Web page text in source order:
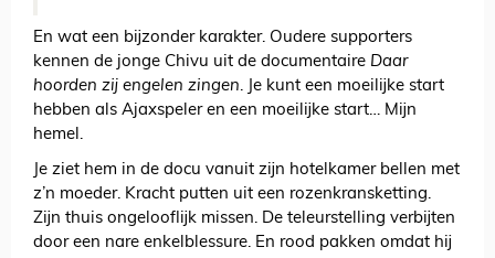
En wat een bijzonder karakter. Oudere supporters
kennen de jonge Chivu uit de documentaire Daar
hoorden zij engelen zingen. Je kunt een moeilijke start
hebben als Ajaxspeler en een moeilijke start… Mijn
hemel.
Je ziet hem in de docu vanuit zijn hotelkamer bellen met
z’n moeder. Kracht putten uit een rozenkransketting.
Zijn thuis ongelooflijk missen. De teleurstelling verbijten
door een nare enkelblessure. En rood pakken omdat hij